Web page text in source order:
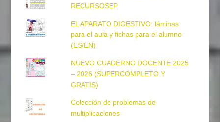
RECURSOSEP
EL APARATO DIGESTIVO: láminas
para el aula y fichas para el alumno
(ES/EN)
NUEVO CUADERNO DOCENTE 2025
– 2026 (SUPERCOMPLETO Y
GRATIS)
Colección de problemas de
multiplicaciones